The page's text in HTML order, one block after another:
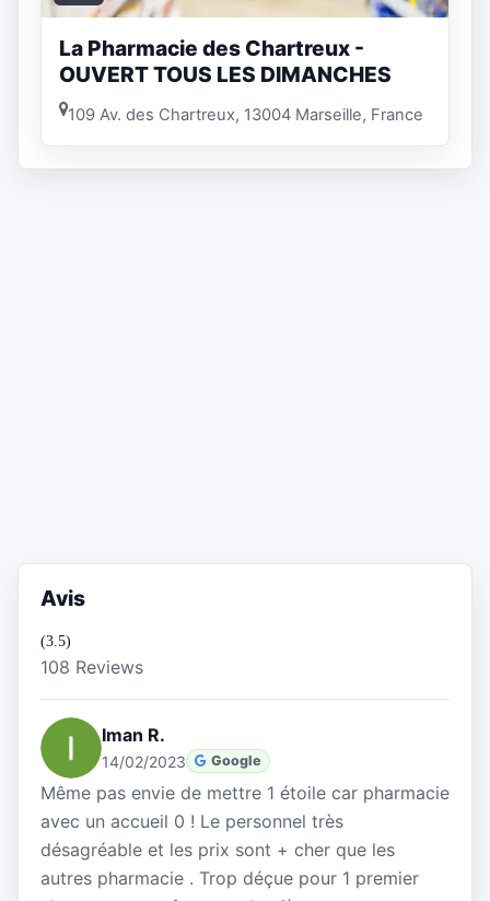
La Pharmacie des Chartreux -
OUVERT TOUS LES DIMANCHES
109 Av. des Chartreux, 13004 Marseille, France
Avis
(3.5)
108 Reviews
Iman R.
14/02/2023 Google
Même pas envie de mettre 1 étoile car pharmacie
avec un accueil 0 ! Le personnel très
désagréable et les prix sont + cher que les
autres pharmacie . Trop déçue pour 1 premier